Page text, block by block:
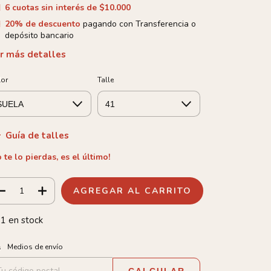
6 cuotas sin interés de $10.000
20% de descuento pagando con Transferencia o
depósito bancario
más detalles
Talle
Guía de talles
te lo pierdas, es el último!
1 en stock
para el CP:
Medios de envío